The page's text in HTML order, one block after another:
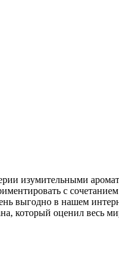
изумительными
с
выгодно в нашем
который оценил весь